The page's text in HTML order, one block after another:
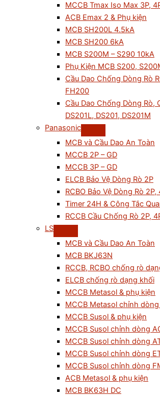
MCCB Tmax Iso Max 3P,
ACB Emax 2 & Phụ kiện
MCB SH200L 4.5kA
MCB SH200 6kA
MCB S200M – S290 10kA
Phụ Kiện MCB S200,
Cầu Dao Chống Dòng Rò
FH200
Cầu Dao Chống Dòng Rò,
DS201L, DS201, DS201M
Panasonic
MCB và Cầu Dao An Toàn
MCCB 2P – GD
MCCB 3P – GD
ELCB Bảo Vệ Dòng Rò 2P
RCBO Bảo Vệ Dòng Rò 2P,
Timer 24H & Công Tắc
RCCB Cầu Chống Rò 2P,
LS
MCB và Cầu Dao An Toàn
MCB BKJ63N
RCCB, RCBO chống rò
ELCB chống rò dạng khối
MCCB Metasol & phụ kiện
MCCB Metasol chỉnh
MCCB Susol & phụ kiện
MCCB Susol chỉnh dòng
MCCB Susol chỉnh dòng
MCCB Susol chỉnh dòng
MCCB Susol chỉnh dòng
ACB Metasol & phụ kiện
MCB BK63H DC